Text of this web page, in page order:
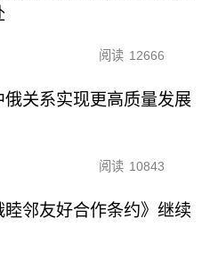
阅读 12666
俄关系实现更高质量发展
阅读 10843
睦邻友好合作条约》继续